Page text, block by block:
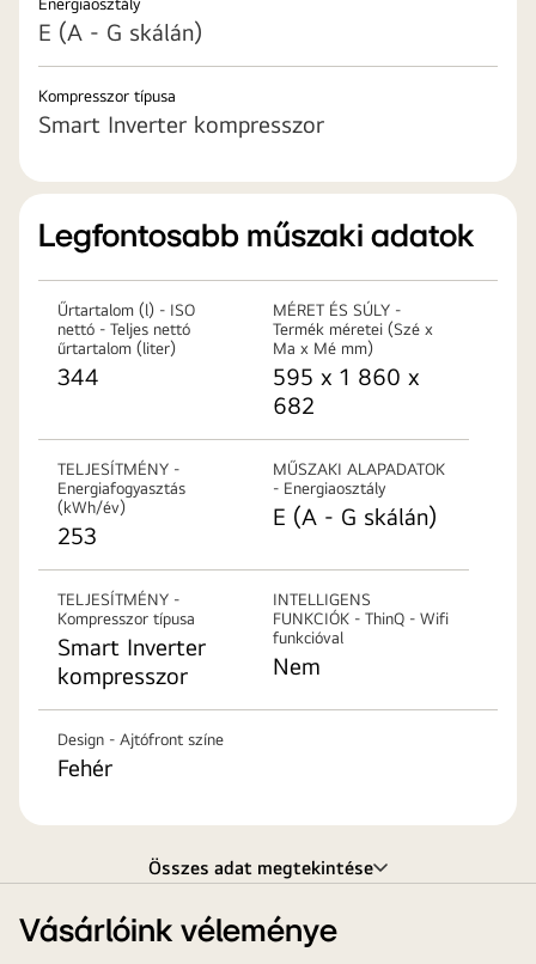
E (A - G skálán)
Kompresszor típusa
Smart Inverter kompresszor
Legfontosabb műszaki adatok
Űrtartalom (l) - ISO
nettó - Teljes nettó
űrtartalom (liter)
344
MÉRET ÉS SÚLY -
Termék méretei (Szé x
Ma x Mé mm)
595 x 1 860 x
682
TELJESÍTMÉNY -
Energiafogyasztás
(kWh/év)
253
MŰSZAKI ALAPADATOK
- Energiaosztály
E (A - G skálán)
TELJESÍTMÉNY -
Kompresszor típusa
Smart Inverter
kompresszor
INTELLIGENS
FUNKCIÓK - ThinQ - Wifi
funkcióval
Nem
Design - Ajtófront színe
Fehér
Összes adat megtekintése
Vásárlóink véleménye